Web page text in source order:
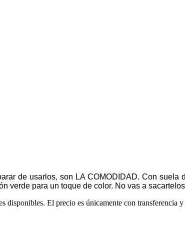
de usarlos, son LA COMODIDAD. Con
verde para un toque de color. No vas a
disponibles. El precio es únicamente con